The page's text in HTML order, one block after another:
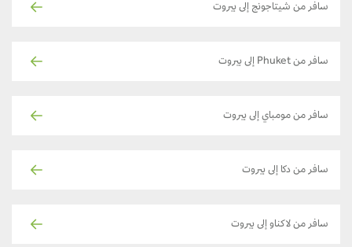
سافر من شيتاجونج إلى بيروت
سافر من Phuket إلى بيروت
سافر من مومباي إلى بيروت
سافر من دكا إلى بيروت
سافر من لاكناو إلى بيروت